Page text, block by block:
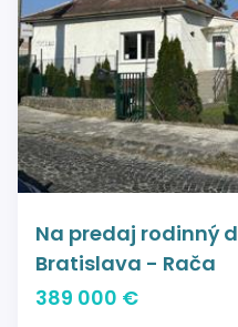
Na predaj rodinný
Bratislava - Rača
389 000 €